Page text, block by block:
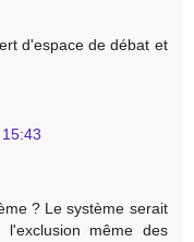
d'espace de débat et
? Le système serait
même des